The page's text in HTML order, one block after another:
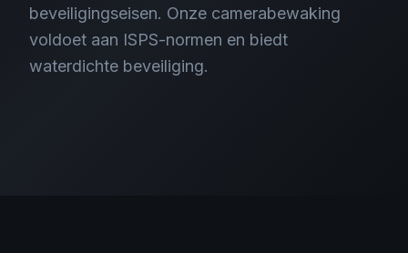
beveiligingseisen. Onze camerabewaking
voldoet aan ISPS-normen en biedt
waterdichte beveiliging.